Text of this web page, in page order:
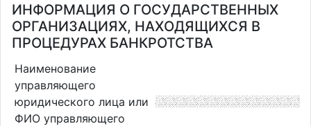
ИНФОРМАЦИЯ О ГОСУДАРСТВЕННЫХ
ОРГАНИЗАЦИЯХ, НАХОДЯЩИХСЯ В
ПРОЦЕДУРАХ БАНКРОТСТВА
Наименование
управляющего
юридического лица или
ФИО управляющего